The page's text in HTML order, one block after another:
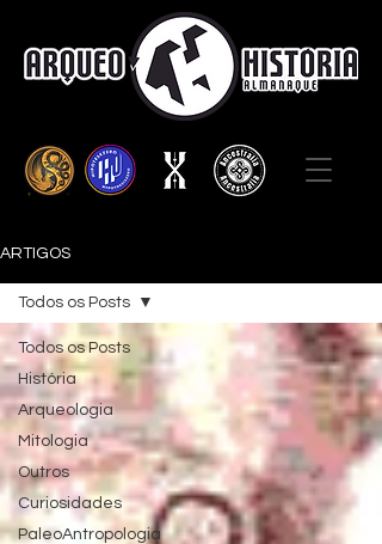
ARTIGOS
Todos os Posts
História
Arqueologia
Mitologia
Outros
Curiosidades
PaleoAntropologia
Todos os Posts